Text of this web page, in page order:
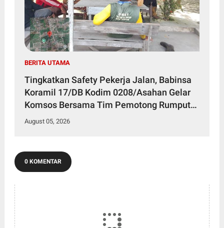
BERITA UTAMA
Tingkatkan Safety Pekerja Jalan, Babinsa
Koramil 17/DB Kodim 0208/Asahan Gelar
Komsos Bersama Tim Pemotong Rumput
Dinas PU
August 05, 2026
0 KOMENTAR